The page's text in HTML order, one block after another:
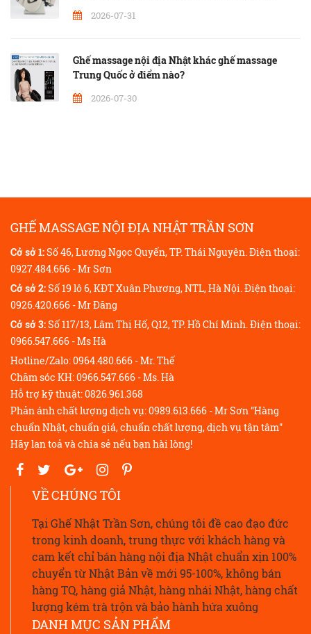
2026-07-31
Ghế massage nội địa Nhật khác ghế massage
Trung Quốc ở điểm nào?
2026-07-30
GHẾ MASSAGE NỘI ĐỊA NHẬT TRẦN SƠN
Cở sở 1:Số 46, Lương Ngọc Quyến, TP. Thái Nguyên. Điện thoại:
0927.484.666 - Mr Sơn
Cở sở 2:Số 19 lô 6, KĐT Xuân Phương, NTL, Hà Nội. Điện thoại:
0926.420.666 - Mr Đăng
Cở sở 3:Số 117/13, Lâm Thị Hố, Q12, TP. Hồ Chí Minh. Điện thoại:
0966.547.666 - Ms Hà
Hotline/Zalo: 0964.480.666 - Mr. Thế
Chăm sóc KH: 0966.547.666 - Ms. Hà
Hỗ trợ kỹ thuật: 0826.961.368
Phản ánh chất lượng dịch vụ: 0989.613.666 - Mr Sơn "Hàng
chuẩn Nhật, chuẩn giá, chuẩn chất lượng, dịch vụ tận tâm"
Hãy lan toả và chia sẻ nếu bạn hài lòng!
VỀ CHÚNG TÔI
Tại Ghế Nhật Trần Sơn, chúng tôi đề cao đạo đức
trong kinh doanh, trung thực với khách hàng và
cam kết chỉ bán hàng nội địa Nhật chuẩn xịn 100%
chuyển từ Nhật Bản về mới 95-100%, không bán
hàng TQ, hàng giả Nhật, hàng nhái Nhật, hàng chất
lượng kém trà trộn và bảo hành hứa xuông
DANH MỤC SẢN PHẨM